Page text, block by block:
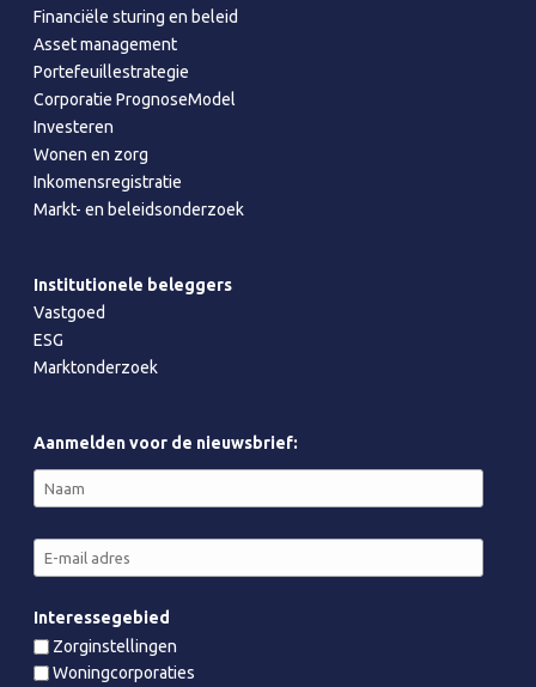
Financiële sturing en beleid
Asset management
Portefeuillestrategie
Corporatie PrognoseModel
Investeren
Wonen en zorg
Inkomensregistratie
Markt- en beleidsonderzoek
Institutionele beleggers
Vastgoed
ESG
Marktonderzoek
Aanmelden voor de nieuwsbrief:
Interessegebied
Zorginstellingen
Woningcorporaties